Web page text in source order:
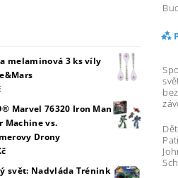
melaminová 3 ks víly
Marvel 76320 Iron Man
Machine vs.
Drony
svět: Nadvláda Trénink